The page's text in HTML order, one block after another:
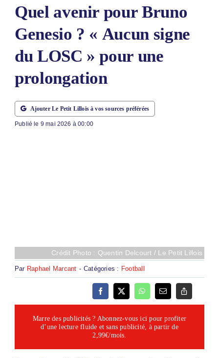
NOUS
Quel avenir pour Bruno
Genesio ? « Aucun signe
du LOSC » pour une
prolongation
Ajouter Le Petit Lillois à vos sources préférées
Publié le 9 mai 2026 à 00:00
Crédit Photo : Quentin Delcourt / Le Petit Lillois
Par Raphael Marcant - Catégories : Football
Marre des publicités ? Abonnez-vous ici pour profiter
d’une lecture fluide et sans publicité, à partir de
2,99€/mois.